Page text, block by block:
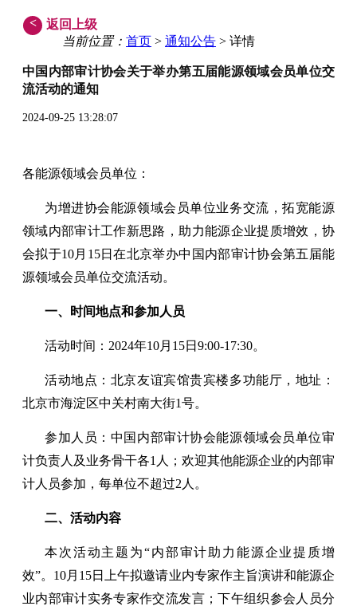
<
返回上级
当前位置： 首页 > 通知公告 > 详情
中国内部审计协会关于举办第五届能源领域会员单位交
流活动的通知
2024-09-25 13:28:07
各能源领域会员单位：
为增进协会能源领域会员单位业务交流，拓宽能源
领域内部审计工作新思路，助力能源企业提质增效，协
会拟于10月15日在北京举办中国内部审计协会第五届能
源领域会员单位交流活动。
一、时间地点和参加人员
活动时间：2024年10月15日9:00-17:30。
活动地点：北京友谊宾馆贵宾楼多功能厅，地址：
北京市海淀区中关村南大街1号。
参加人员：中国内部审计协会能源领域会员单位审
计负责人及业务骨干各1人；欢迎其他能源企业的内部审
计人员参加，每单位不超过2人。
二、活动内容
本次活动主题为“内部审计助力能源企业提质增
效”。10月15日上午拟邀请业内专家作主旨演讲和能源企
业内部审计实务专家作交流发言；下午组织参会人员分